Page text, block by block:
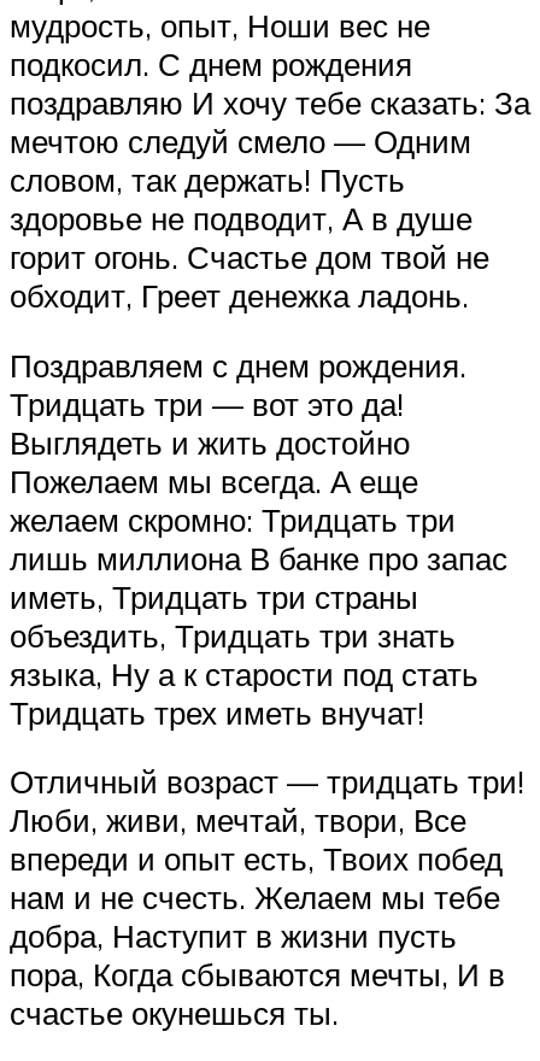
мудрость, опыт, Ноши вес не
подкосил. С днем рождения
поздравляю И хочу тебе сказать: За
мечтою следуй смело — Одним
словом, так держать! Пусть
здоровье не подводит, А в душе
горит огонь. Счастье дом твой не
обходит, Греет денежка ладонь.
Поздравляем с днем рождения.
Тридцать три — вот это да!
Выглядеть и жить достойно
Пожелаем мы всегда. А еще
желаем скромно: Тридцать три
лишь миллиона В банке про запас
иметь, Тридцать три страны
объездить, Тридцать три знать
языка, Ну а к старости под стать
Тридцать трех иметь внучат!
Отличный возраст — тридцать три!
Люби, живи, мечтай, твори, Все
впереди и опыт есть, Твоих побед
нам и не счесть. Желаем мы тебе
добра, Наступит в жизни пусть
пора, Когда сбываются мечты, И в
счастье окунешься ты.